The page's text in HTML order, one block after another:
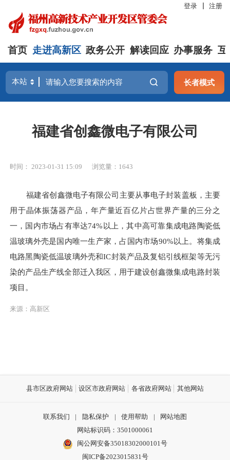
登录 注册
首页 走进高新区 政务公开 解读回应 办事服务 互
长者模式
福建省创鑫微电子有限公司
时间： 2023-01-31 15:09 浏览量：1643
福建省创鑫微电子有限公司主要从事电子封装盖板，主要
用于晶体振荡器产品，年产量近百亿片占世界产量的三分之
一，国内市场占有率达74%以上，其中高可靠集成电路陶瓷低
温玻璃外壳是国内唯一生产家，占国内市场90%以上。将集成
电路黑陶瓷低温玻璃外壳和IC封装产品及复铝引线框架等无污
染的产品生产线全部迁入我区，用于建设创鑫微集成电路封装
项目。
来源：高新区
县市区政府网站 设区市政府网站 各省政府网站 其他网站
联系我们 | 隐私保护 | 使用帮助 |
网站地图
网站标识码：3501000061
闽公网安备35018302000101号
闽ICP备2023015831号